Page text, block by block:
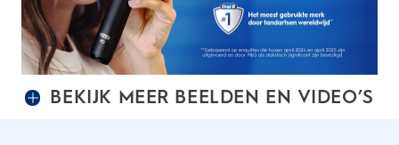
BEKIJK MEER BEELDEN EN VIDEO’S